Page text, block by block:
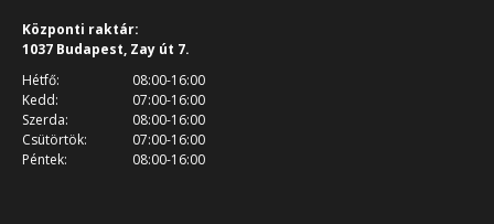
Központi raktár:
1037 Budapest, Zay út 7.
Hétfő:
08:00-16:00
Kedd:
07:00-16:00
Szerda:
08:00-16:00
Csütörtök:
07:00-16:00
Péntek:
08:00-16:00